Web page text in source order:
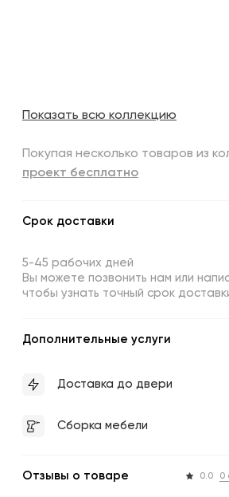
Показать всю коллекцию
Покупая несколько товаров из
проект бесплатно
Срок доставки
5-45 рабочих дней
Вы можете позвонить нам или
чтобы узнать точный срок
Дополнительные услуги
Доставка до двери
Сборка мебели
Отзывы о товаре 0.0 0